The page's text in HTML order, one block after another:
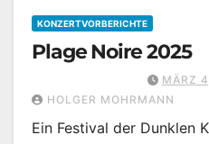
KONZERTVORBERICHTE
Plage Noire 2025
MÄRZ
HOLGER MOHRMANN
Ein Festival der Dunklen